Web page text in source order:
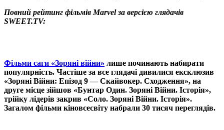
Повний рейтинг фільмів Marvel за версією глядачів
SWEET.TV:
Фільми саги «Зоряні війни» лише починають набирати
популярність. Частіше за все глядачі дивилися ексклюзив
«Зоряні Війни: Епізод 9 — Скайвокер. Сходження», на
друге місце зійшов «Бунтар Один. Зоряні Війни. Історія»,
трійку лідерів закрив «Соло. Зоряні Війни. Історія».
Загалом фільми кіновсесвіту набрали 30 тисяч переглядів.